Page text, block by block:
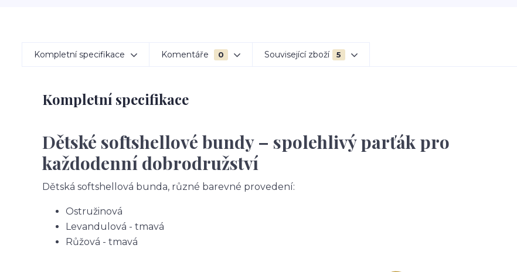
Kompletní specifikace Komentáře 0 Související zboží 5
Kompletní specifikace
Dětské softshellové bundy – spolehlivý parťák pro
každodenní dobrodružství
Dětská softshellová bunda, různé barevné provedení:
Ostružinová
Levandulová - tmavá
Růžová - tmavá